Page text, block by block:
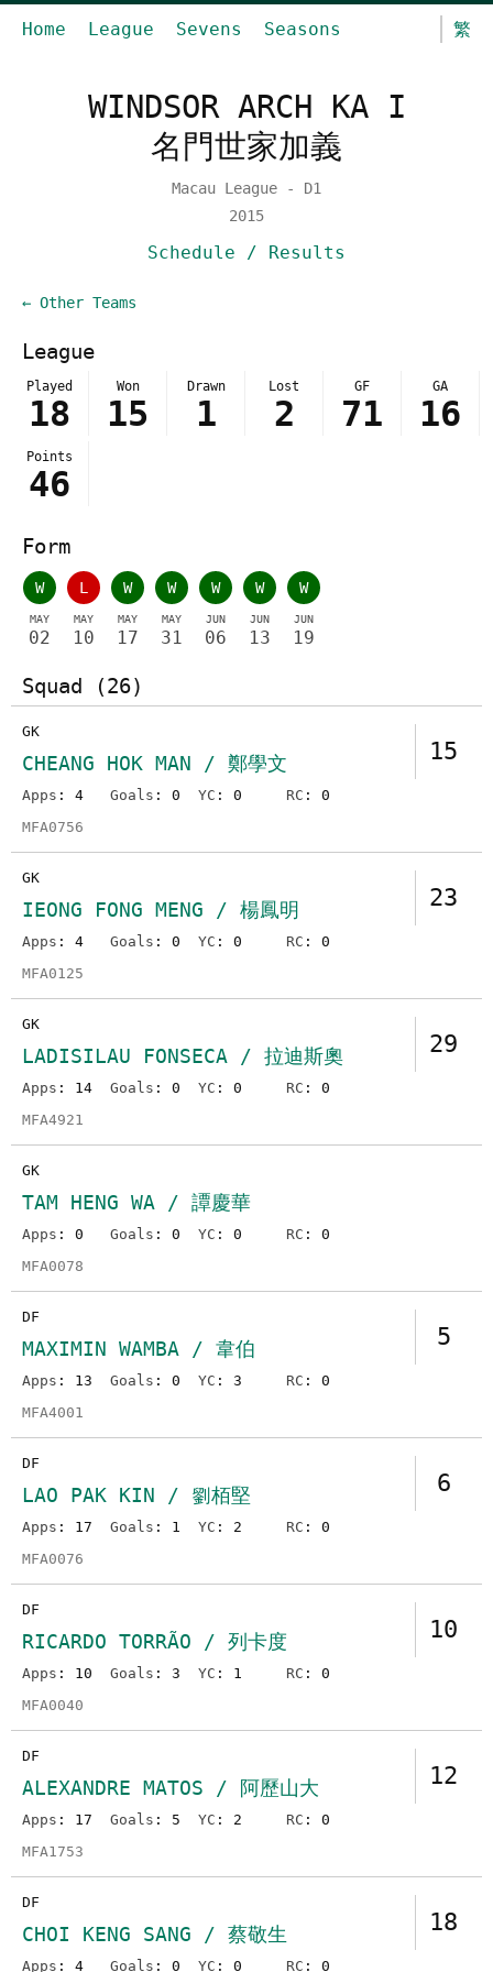
Home League Sevens Seasons 繁
WINDSOR ARCH KA I
名門世家加義
Macau League - D1
2015
Schedule / Results
← Other Teams
League
Played
18
Won
15
Drawn
1
Lost
2
GF
71
GA
16
Points
46
Form
W
MAY
02
L
MAY
10
W
MAY
17
W
MAY
31
W
JUN
06
W
JUN
13
W
JUN
19
Squad (26)
15
GK
CHEANG HOK MAN / 鄭學文
Apps : 4 Goals : 0 YC : 0 RC : 0
MFA0756
23
GK
IEONG FONG MENG / 楊鳳明
Apps : 4 Goals : 0 YC : 0 RC : 0
MFA0125
29
GK
LADISILAU FONSECA / 拉迪斯奧
Apps : 14 Goals : 0 YC : 0 RC : 0
MFA4921
GK
TAM HENG WA / 譚慶華
Apps : 0 Goals : 0 YC : 0 RC : 0
MFA0078
5
DF
MAXIMIN WAMBA / 韋伯
Apps : 13 Goals : 0 YC : 3 RC : 0
MFA4001
6
DF
LAO PAK KIN / 劉栢堅
Apps : 17 Goals : 1 YC : 2 RC : 0
MFA0076
10
DF
RICARDO TORRÃO / 列卡度
Apps : 10 Goals : 3 YC : 1 RC : 0
MFA0040
12
DF
ALEXANDRE MATOS / 阿歷山大
Apps : 17 Goals : 5 YC : 2 RC : 0
MFA1753
18
DF
CHOI KENG SANG / 蔡敬生
Apps : 4 Goals : 0 YC : 0 RC : 0